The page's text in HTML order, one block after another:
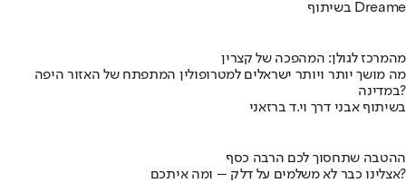
בשיתוף Dreame
מהמרכז לגולן: המהפכה של קצרין
מה מושך יותר ויותר ישראלים למטרופולין המתפתח של האזור היפה
במדינה?
בשיתוף אבני דרך וי.ד ברזאני
ההטבה שתחסוך לכם הרבה כסף
אצלינו כבר לא משלמים על דלק – ומה איתכם?